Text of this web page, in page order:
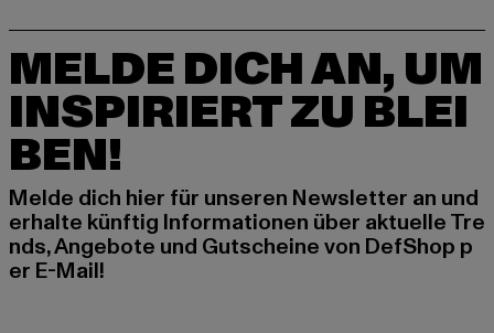
MELDE DICH AN, UM
INSPIRIERT ZU BLEI
BEN!
Melde dich hier für unseren Newsletter an und
erhalte künftig Informationen über aktuelle Tre
nds, Angebote und Gutscheine von DefShop p
er E-Mail!